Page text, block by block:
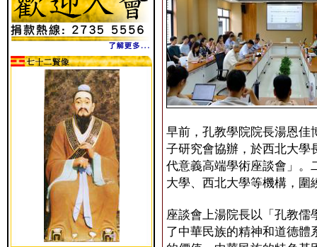
早前，孔教學院院長湯恩佳
子研究會協辦，於西北大學
代意義高端學術座談會」。
大學、西北大學等機構，圍
座談會上湯院長以「孔教儒
了中華民族的精神和道德體